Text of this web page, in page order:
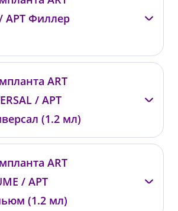
/ АРТ Филлер
ART
/ АРТ
(1.2 мл)
ART
/ АРТ
(1.2 мл)